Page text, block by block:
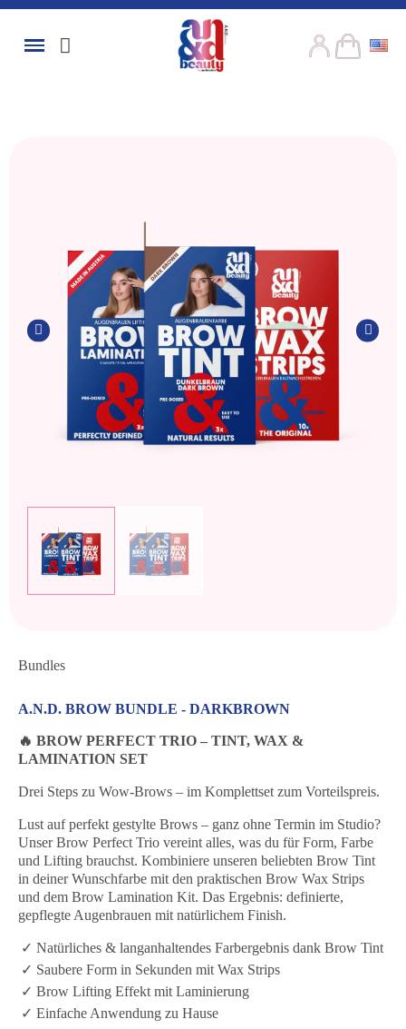
Bundles
A.N.D. BROW BUNDLE - DARKBROWN
🔥 BROW PERFECT TRIO – TINT, WAX &
LAMINATION SET
Drei Steps zu Wow-Brows – im Komplettset zum Vorteilspreis.
Lust auf perfekt gestylte Brows – ganz ohne Termin im Studio?
Unser Brow Perfect Trio vereint alles, was du für Form, Farbe
und Lifting brauchst. Kombiniere unseren beliebten Brow Tint
in deiner Wunschfarbe mit den praktischen Brow Wax Strips
und dem Brow Lamination Kit. Das Ergebnis: definierte,
gepflegte Augenbrauen mit natürlichem Finish.
Natürliches & langanhaltendes Farbergebnis dank Brow Tint
Saubere Form in Sekunden mit Wax Strips
Brow Lifting Effekt mit Laminierung
Einfache Anwendung zu Hause